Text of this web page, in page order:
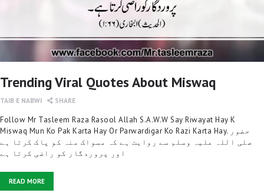
Trending Viral Quotes About Miswaq
TAIB E NABWI SHARE
Follow Mr Tasleem Raza Rasool Allah S.A.W.W Say Riwayat Hay K
Miswaq Mun Ko Pak Karta Hay Or Parwardigar Ko Razi Karta Hay. حضور
صلی اللہ علیہ وسلم سے روایت ہے کہ مسواک منہ کو پاک کرتا ہے
READ MORE